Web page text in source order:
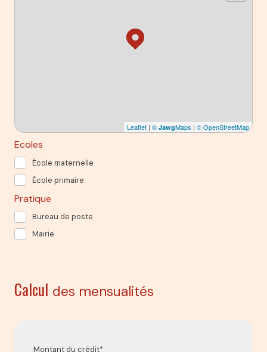
Leaflet | © JawgMaps | © OpenStreetMap
Ecoles
École maternelle
École primaire
Pratique
Bureau de poste
Mairie
Calcul des mensualités
Montant du crédit*